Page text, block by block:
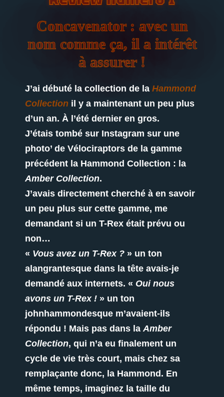
Concavenator : avec un
nom comme ça, il a intérêt
à assurer !
J’ai débuté la collection de la Hammond
Collection il y a maintenant un peu plus
d’un an. À l’été dernier en gros.
J’étais tombé sur Instagram sur une
photo’ de Vélociraptors de la gamme
précédent la Hammond Collection : la
Amber Collection.
J’avais directement cherché à en savoir
un peu plus sur cette gamme, me
demandant si un T-Rex était prévu ou
non…
« Vous avez un T-Rex ? » un ton
alangrantesque dans la tête avais-je
demandé aux internets. « Oui nous
avons un T-Rex ! » un ton
johnhammondesque m’avaient-ils
répondu ! Mais pas dans la Amber
Collection, qui n’a eu finalement un
cycle de vie très court, mais chez sa
remplaçante donc, la Hammond. En
même temps, imaginez la taille du